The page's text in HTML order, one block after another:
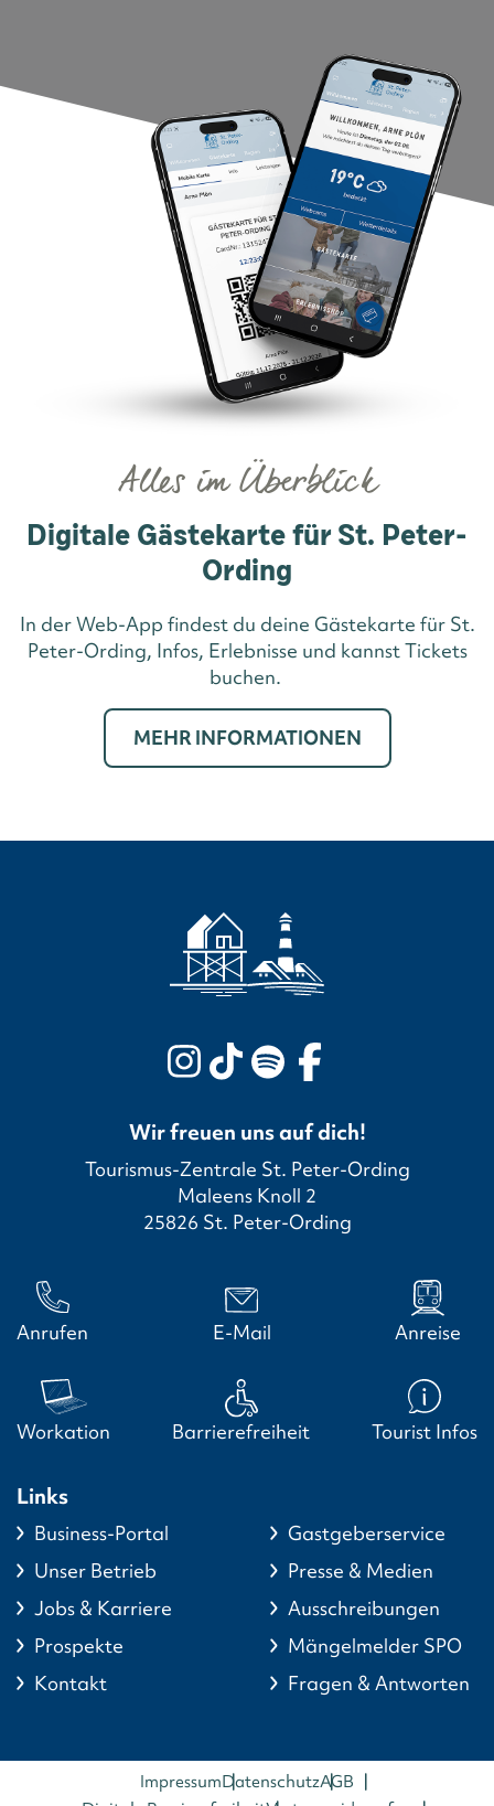
Alles im Überblick
Digitale Gästekarte für St. Peter-
Ording
In der Web-App findest du deine Gästekarte für St.
Peter-Ording, Infos, Erlebnisse und kannst Tickets
buchen.
MEHR INFORMATIONEN
Wir freuen uns auf dich!
Tourismus-Zentrale St. Peter-Ording
Maleens Knoll 2
25826 St. Peter-Ording
Anrufen E-Mail Anreise
Workation Barrierefreiheit Tourist Infos
Links
Business-Portal
Gastgeberservice
Unser Betrieb
Presse & Medien
Jobs & Karriere
Ausschreibungen
Prospekte
Mängelmelder SPO
Kontakt
Fragen & Antworten
ImpressumDatenschutzAGB